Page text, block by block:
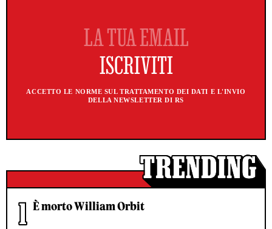
ACCETTO LE NORME SUL TRATTAMENTO DEI DATI E L'INVIO
DELLA NEWSLETTER DI RS
È morto William Orbit